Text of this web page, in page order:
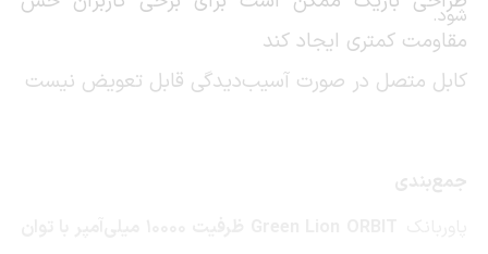
شود.
مقاومت کمتری ایجاد کند
کابل متصل در صورت آسیب‌دیدگی قابل تعویض نیست
جمع‌بندی